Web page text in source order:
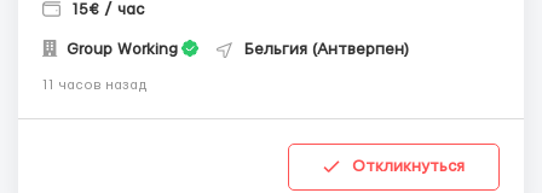
15€ / час
Group Working Бельгия (Антверпен)
11 часов назад
Откликнуться